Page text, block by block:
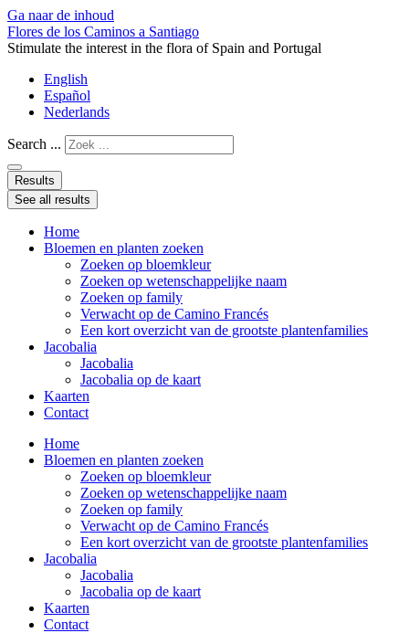
Ga naar de inhoud
Flores de los Caminos a Santiago
Stimulate the interest in the flora of Spain and Portugal
English
Español
Nederlands
Search ...
Results
See all results
Home
Bloemen en planten zoeken
Zoeken op bloemkleur
Zoeken op wetenschappelijke naam
Zoeken op family
Verwacht op de Camino Francés
Een kort overzicht van de grootste plantenfamilies
Jacobalia
Jacobalia
Jacobalia op de kaart
Kaarten
Contact
Home
Bloemen en planten zoeken
Zoeken op bloemkleur
Zoeken op wetenschappelijke naam
Zoeken op family
Verwacht op de Camino Francés
Een kort overzicht van de grootste plantenfamilies
Jacobalia
Jacobalia
Jacobalia op de kaart
Kaarten
Contact